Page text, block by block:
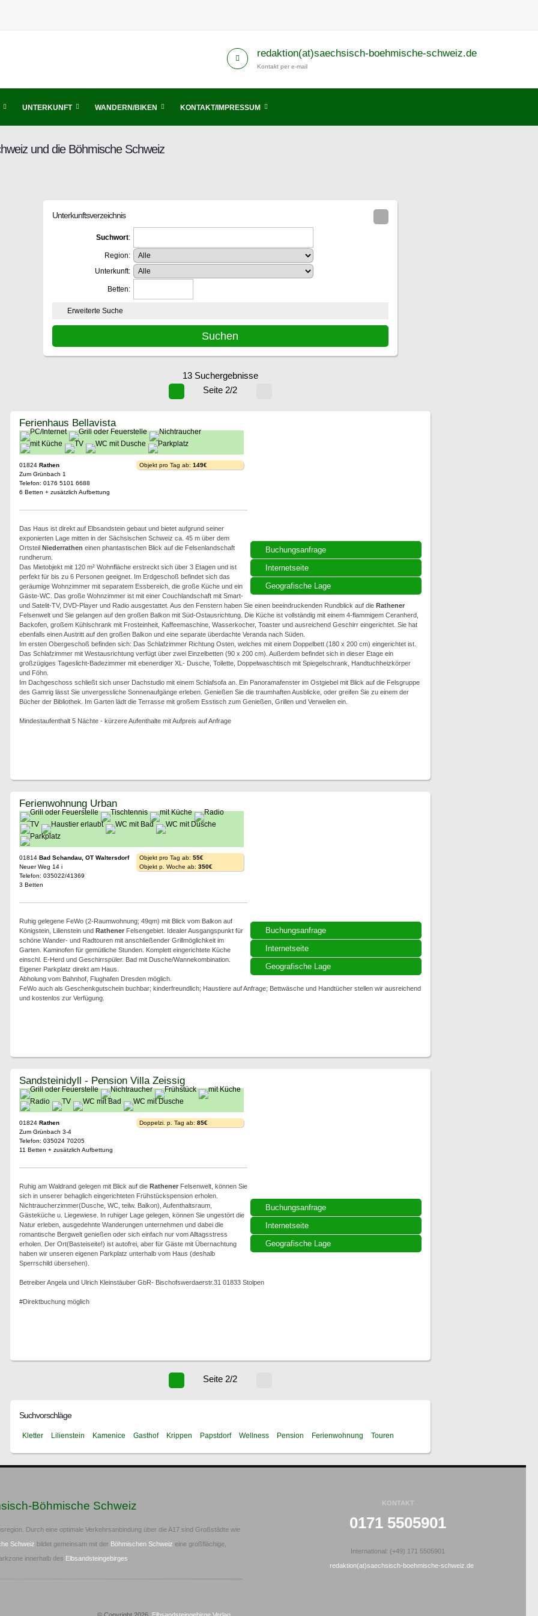
redaktion(at)saechsisch-boehmische-schweiz.de
Kontakt per e-mail
UNTERKUNFT WANDERN/BIKEN KONTAKT/IMPRESSUM
und die Böhmische Schweiz
Unterkunftsverzeichnis
Suchwort:
Region:
Unterkunft:
Betten:
Erweiterte Suche
13 Suchergebnisse
Seite 2/2
Buchungsanfrage
Internetseite
Geografische Lage
Ferienhaus Bellavista
01824 Rathen
Zum Grünbach 1
Telefon: 0176 5101 6688
6 Betten + zusätzlich Aufbettung
Objekt pro Tag ab: 149€
Das Haus ist direkt auf Elbsandstein gebaut und bietet aufgrund seiner
exponierten Lage mitten in der Sächsischen Schweiz ca. 45 m über dem
Ortsteil Niederrathen einen phantastischen Blick auf die Felsenlandschaft
rundherum.
Das Mietobjekt mit 120 m² Wohnfläche erstreckt sich über 3 Etagen und ist
perfekt für bis zu 6 Personen geeignet. Im Erdgeschoß befindet sich das
geräumige Wohnzimmer mit separatem Essbereich, die große Küche und ein
Gäste-WC. Das große Wohnzimmer ist mit einer Couchlandschaft mit Smart-
und Satelit-TV, DVD-Player und Radio ausgestattet. Aus den Fenstern haben Sie einen beeindruckenden Rundblick auf die Rathener
Felsenwelt und Sie gelangen auf den großen Balkon mit Süd-Ostausrichtung. Die Küche ist vollständig mit einem 4-flammigem Ceranherd,
Backofen, großem Kühlschrank mit Frosteinheit, Kaffeemaschine, Wasserkocher, Toaster und ausreichend Geschirr eingerichtet. Sie hat
ebenfalls einen Austritt auf den großen Balkon und eine separate überdachte Veranda nach Süden.
Im ersten Obergeschoß befinden sich: Das Schlafzimmer Richtung Osten, welches mit einem Doppelbett (180 x 200 cm) eingerichtet ist.
Das Schlafzimmer mit Westausrichtung verfügt über zwei Einzelbetten (90 x 200 cm). Außerdem befindet sich in dieser Etage ein
großzügiges Tageslicht-Badezimmer mit ebenerdiger XL- Dusche, Toilette, Doppelwaschtisch mit Spiegelschrank, Handtuchheizkörper
und Föhn.
Im Dachgeschoss schließt sich unser Dachstudio mit einem Schlafsofa an. Ein Panoramafenster im Ostgiebel mit Blick auf die Felsgruppe
des Gamrig lässt Sie unvergessliche Sonnenaufgänge erleben. Genießen Sie die traumhaften Ausblicke, oder greifen Sie zu einem der
Bücher der Bibliothek. Im Garten lädt die Terrasse mit großem Esstisch zum Genießen, Grillen und Verweilen ein.
Mindestaufenthalt 5 Nächte - kürzere Aufenthalte mit Aufpreis auf Anfrage
Buchungsanfrage
Internetseite
Geografische Lage
Ferienwohnung Urban
01814 Bad Schandau, OT Waltersdorf
Neuer Weg 14 i
Telefon: 035022/41369
3 Betten
Objekt pro Tag ab: 55€
Objekt p. Woche ab: 350€
Ruhig gelegene FeWo (2-Raumwohnung; 49qm) mit Blick vom Balkon auf
Königstein, Lilienstein und RathenerFelsengebiet. Idealer Ausgangspunkt für
schöne Wander- und Radtouren mit anschließender Grillmöglichkeit im
Garten. Kaminofen für gemütliche Stunden. Komplett eingerichtete Küche
einschl. E-Herd und Geschirrspüler. Bad mit Dusche/Wannekombination.
Eigener Parkplatz direkt am Haus.
Abholung vom Bahnhof, Flughafen Dresden möglich.
FeWo auch als Geschenkgutschein buchbar; kinderfreundlich; Haustiere auf Anfrage; Bettwäsche und Handtücher stellen wir ausreichend
und kostenlos zur Verfügung.
Buchungsanfrage
Internetseite
Geografische Lage
Sandsteinidyll - Pension Villa Zeissig
01824 Rathen
Zum Grünbach 3-4
Telefon: 035024 70205
11 Betten + zusätzlich Aufbettung
Doppelzi. p. Tag ab: 85€
Ruhig am Waldrand gelegen mit Blick auf die RathenerFelsenwelt, können Sie
sich in unserer behaglich eingerichteten Frühstückspension erholen.
Nichtraucherzimmer(Dusche, WC, teilw. Balkon), Aufenthaltsraum,
Gästeküche u. Liegewiese. In ruhiger Lage gelegen, können Sie ungestört die
Natur erleben, ausgedehnte Wanderungen unternehmen und dabei die
romantische Bergwelt genießen oder sich einfach nur vom Alltagsstress
erholen. Der Ort(Basteiseite!) ist autofrei, aber für Gäste mit Übernachtung
haben wir unseren eigenen Parkplatz unterhalb vom Haus (deshalb
Sperrschild übersehen).
Betreiber Angela und Ulrich Kleinstäuber GbR- Bischofswerdaerstr.31 01833 Stolpen
#Direktbuchung möglich
Seite 2/2
Suchvorschläge
Kletter Lilienstein Kamenice Gasthof Krippen Papstdorf Wellness Pension Ferienwohnung Touren
Böhmische Schweiz
Durch eine optimale Verkehrsanbindung über die A17 sind Großstädte wie
Schweiz bildet gemeinsam mit der Böhmischen Schweiz eine großflächige,
innerhalb des Elbsandsteingebirges
KONTAKT
0171 5505901
International: (+49) 171 5505901
redaktion(at)saechsisch-boehmische-schweiz.de